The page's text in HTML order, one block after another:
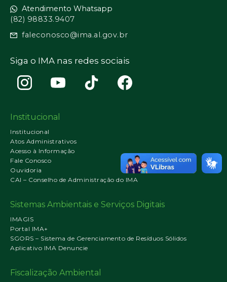
Atendimento Whatsapp
(82) 98833.9407
faleconosco@ima.al.gov.br
Siga o IMA nas redes sociais
Institucional
Institucional
Atos Administrativos
Acesso à Informação
Fale Conosco
Ouvidoria
CAI – Conselho de Administração do IMA
Sistemas Ambientais e Serviços Digitais
IMAGIS
Portal IMA+
SGORS – Sistema de Gerenciamento de Resíduos Sólidos
Aplicativo IMA Denuncie
Fiscalização Ambiental